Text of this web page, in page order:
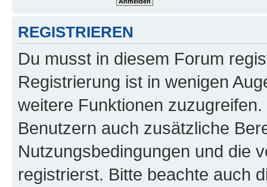
REGISTRIEREN
Du musst in diesem Forum
Registrierung ist in wenigen
weitere Funktionen
Benutzern auch zusätzliche
Nutzungsbedingungen und die
registrierst. Bitte beachte auch